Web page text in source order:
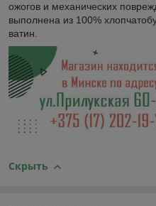
ожогов и механических
выполнена из 100%
ватин.
Скрыть